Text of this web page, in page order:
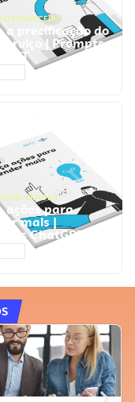
FINANCEIRA
a precificação do
serviço | Prompts
, VENDAS
ações para
mais |
ChatGPT